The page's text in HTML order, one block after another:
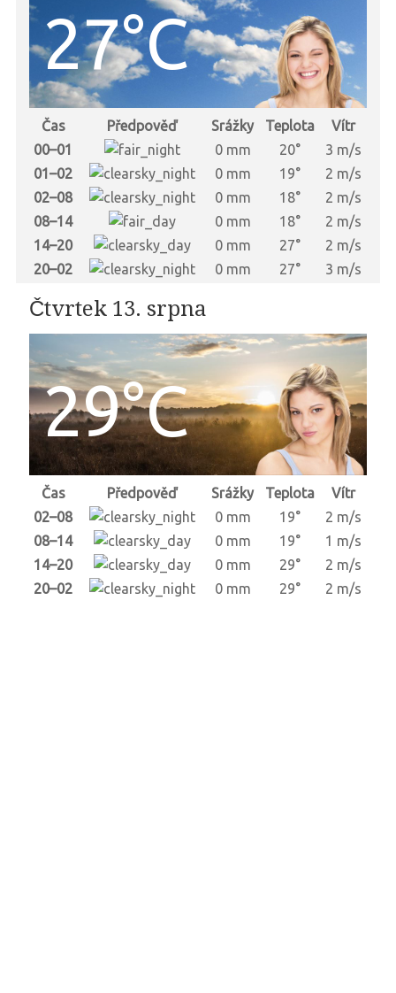
27°C
Čas Předpověď Srážky Teplota
Vítr
00–01
0 mm 20°
3 m/s
01–02
0 mm 19°
2 m/s
02–08
0 mm 18°
2 m/s
08–14
0 mm 18°
2 m/s
14–20
0 mm 27°
2 m/s
20–02
0 mm 27° 3 m/s
Čtvrtek 13. srpna
29°C
Čas Předpověď Srážky Teplota
Vítr
02–08
0 mm 19°
2 m/s
08–14
0 mm 19°
1 m/s
14–20
0 mm 29°
2 m/s
20–02
0 mm 29° 2 m/s